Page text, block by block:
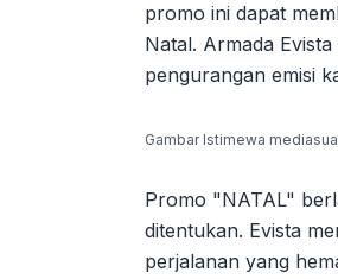
promo ini dapat
Natal. Armada
pengurangan emisi
Gambar Istimewa
Promo "NATAL"
ditentukan. Evista
perjalanan yang